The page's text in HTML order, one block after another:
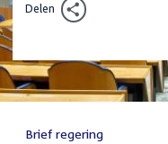
Delen
Brief regering